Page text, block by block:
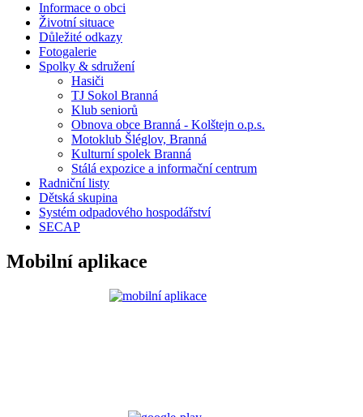
Informace o obci
Životní situace
Důležité odkazy
Fotogalerie
Spolky & sdružení
Hasiči
TJ Sokol Branná
Klub seniorů
Obnova obce Branná - Kolštejn o.p.s.
Motoklub Šléglov, Branná
Kulturní spolek Branná
Stálá expozice a informační centrum
Radniční listy
Dětská skupina
Systém odpadového hospodářství
SECAP
Mobilní aplikace